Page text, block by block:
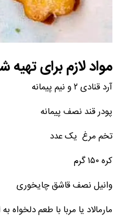
مواد لازم برای
آرد قنادی ۲ و نیم پیمانه
پودر قند نصف پیمانه
تخم مرغ یک عدد
کره ۱۵۰ گرم
وانیل نصف قاشق چایخوری
مارمالاد یا مربا با طعم دلخواه به